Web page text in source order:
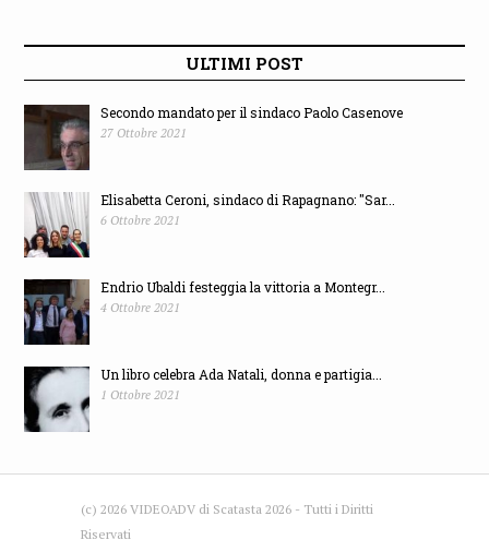
ULTIMI POST
Secondo mandato per il sindaco Paolo Casenove
27 Ottobre 2021
Elisabetta Ceroni, sindaco di Rapagnano: "Sar...
6 Ottobre 2021
Endrio Ubaldi festeggia la vittoria a Montegr...
4 Ottobre 2021
Un libro celebra Ada Natali, donna e partigia...
1 Ottobre 2021
(c) 2026 VIDEOADV di Scatasta 2026 - Tutti i Diritti
Riservati